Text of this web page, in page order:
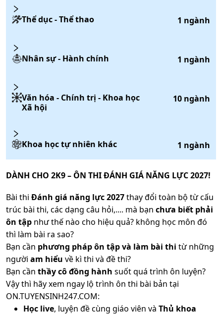
Thể dục - Thể thao 1 ngành
Nhân sự - Hành chính 1 ngành
Văn hóa - Chính trị - Khoa học
Xã hội
10 ngành
Khoa học tự nhiên khác 1 ngành
DÀNH CHO 2K9 – ÔN THI ĐÁNH GIÁ NĂNG LỰC 2027!
Bài thi Đánh giá năng lực 2027thay đổi toàn bộ từ cấu
trúc bài thi, các dạng câu hỏi,.... mà bạn chưa biết phải
ôn tập như thế nào cho hiệu quả? không học môn đó
thì làm bài ra sao?
Bạn cần phương pháp ôn tập và làm bài thi từ những
người am hiểu về kì thi và đề thi?
Bạn cần thầy cô đồng hành suốt quá trình ôn luyện?
Vậy thì hãy xem ngay lộ trình ôn thi bài bản tại
ON.TUYENSINH247.COM:
Học live, luyện đề cùng giáo viên và Thủ khoa